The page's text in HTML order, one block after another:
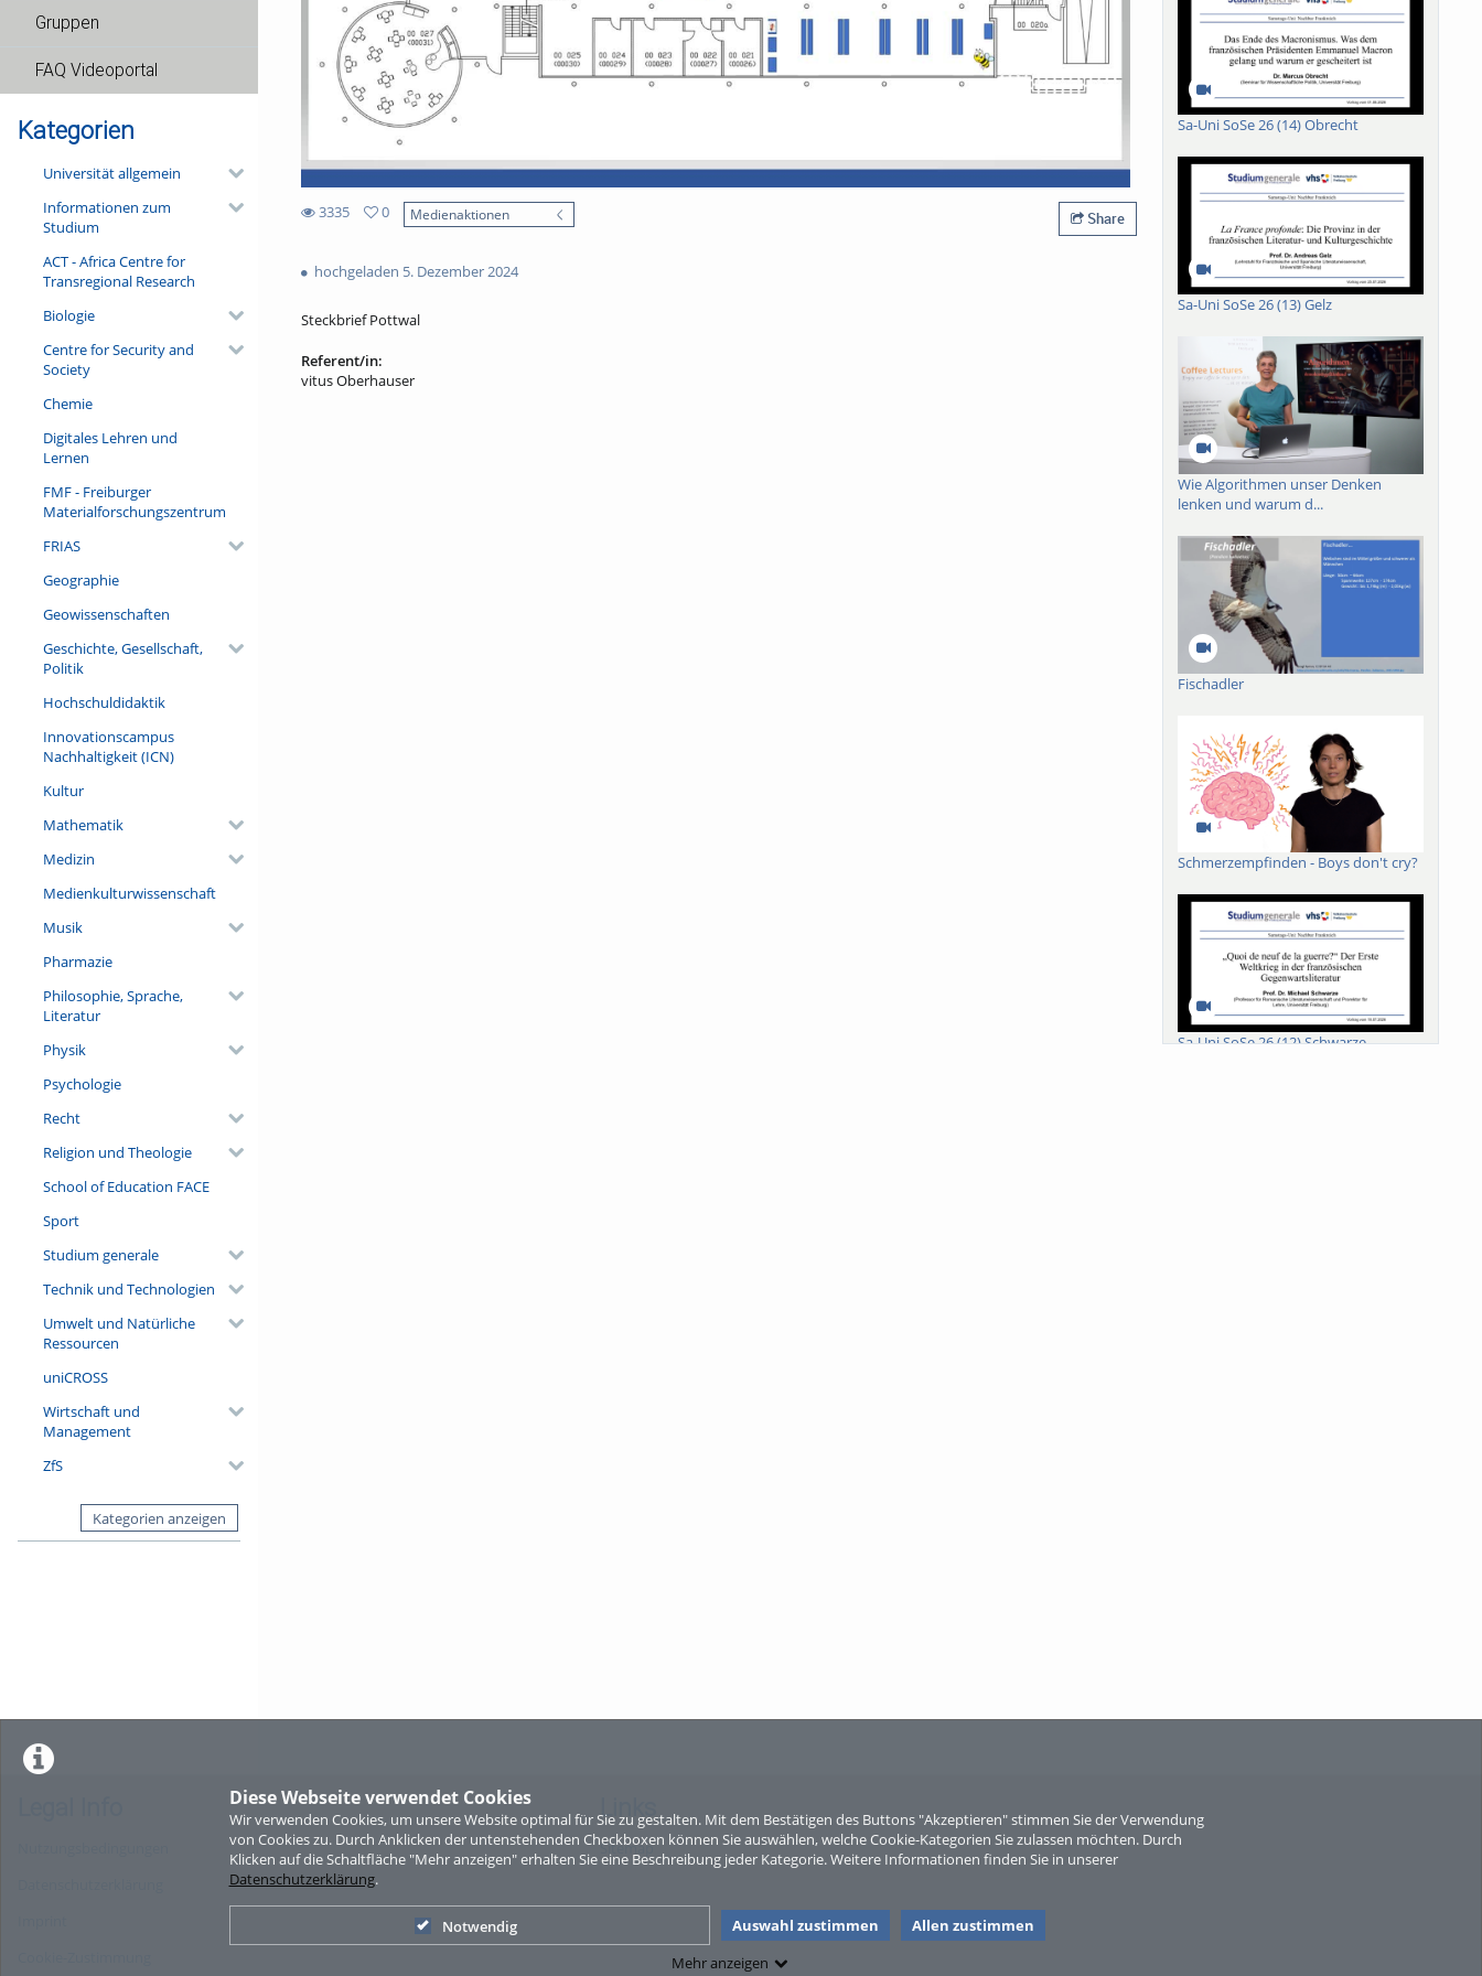
Diese Webseite verwendet Cookies
Wir verwenden Cookies, um unsere Website optimal für Sie zu gestalten. Mit dem Bestätigen des Buttons "Akzeptieren" stimmen Sie der Verwendung
von Cookies zu. Durch Anklicken der untenstehenden Checkboxen können Sie auswählen, welche Cookie-Kategorien Sie zulassen möchten. Durch
Klicken auf die Schaltfläche "Mehr anzeigen" erhalten Sie eine Beschreibung jeder Kategorie. Weitere Informationen finden Sie in unserer
Datenschutzerklärung.
Notwendig Auswahl zustimmen
Allen zustimmen
Mehr anzeigen
Gruppen
FAQ Videoportal
Kategorien
Universität allgemein
Informationen zum
Studium
ACT - Africa Centre for
Transregional Research
Biologie
Centre for Security and
Society
Chemie
Digitales Lehren und
Lernen
FMF - Freiburger
Materialforschungszentrum
FRIAS
Geographie
Geowissenschaften
Geschichte, Gesellschaft,
Politik
Hochschuldidaktik
Innovationscampus
Nachhaltigkeit (ICN)
Kultur
Mathematik
Medizin
Medienkulturwissenschaft
Musik
Pharmazie
Philosophie, Sprache,
Literatur
Physik
Psychologie
Recht
Religion und Theologie
School of Education FACE
Sport
Studium generale
Technik und Technologien
Umwelt und Natürliche
Ressourcen
uniCROSS
Wirtschaft und
Management
ZfS
Kategorien anzeigen
3335
views
0
Medienaktionen Share
hochgeladen 5. Dezember 2024
Steckbrief Pottwal
Referent/in:
vitus Oberhauser
Sa-Uni SoSe 26 (14) Obrecht
Sa-Uni SoSe 26 (13) Gelz
Wie Algorithmen unser Denken
lenken und warum d...
Fischadler
Schmerzempfinden - Boys don't cry?
Sa-Uni SoSe 26 (12) Schwarze
Sperber
Links
Sitemap